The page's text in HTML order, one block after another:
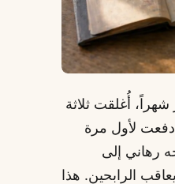
ثمانية عشر شهراً، أُغلقت ثلاثة
لأول مرة
رهاني إلى
الرابحين. هذا